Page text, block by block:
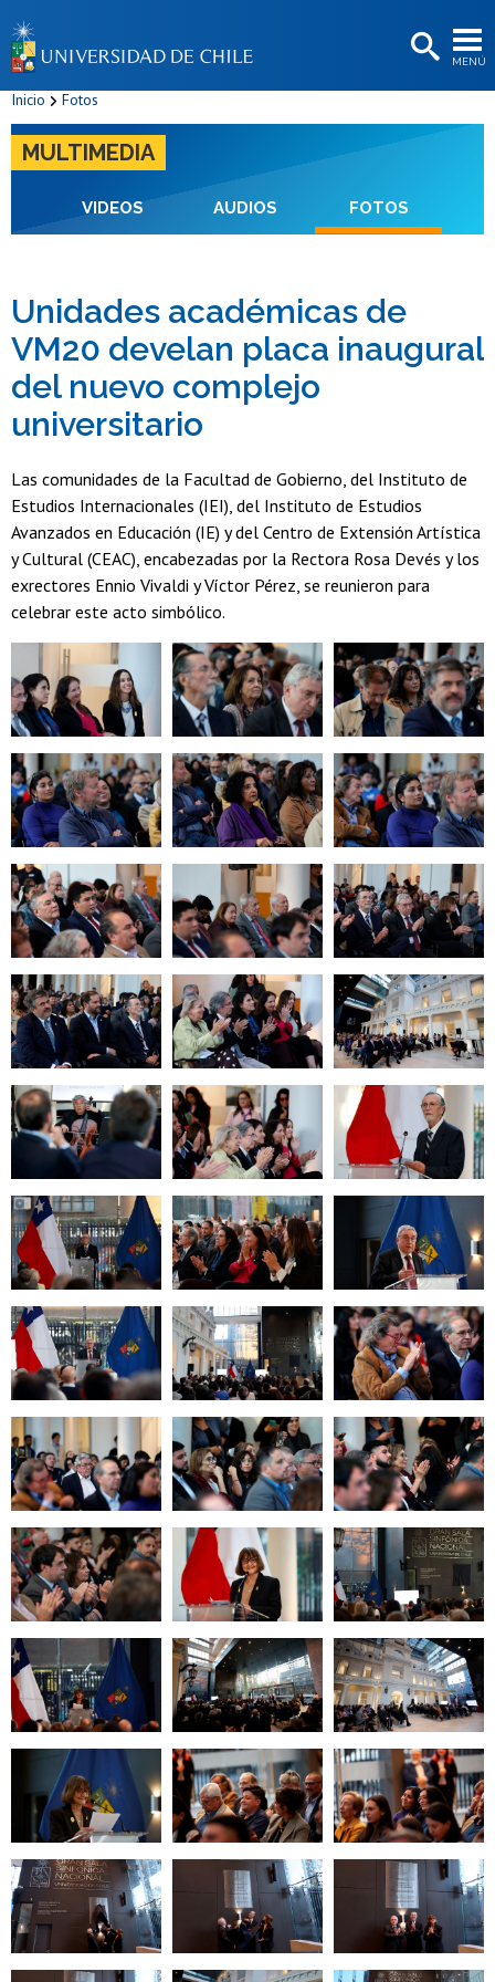
MENÚ
BIBLIOTECAS
Estudiantes
Funcionarias/os
Egresadas/os
Inicio Fotos
MULTIMEDIA
VIDEOS AUDIOS FOTOS
Unidades académicas de
VM20 develan placa inaugural
del nuevo complejo
universitario
Las comunidades de la Facultad de Gobierno, del Instituto de
Estudios Internacionales (IEI), del Instituto de Estudios
Avanzados en Educación (IE) y del Centro de Extensión Artística
y Cultural (CEAC), encabezadas por la Rectora Rosa Devés y los
exrectores Ennio Vivaldi y Víctor Pérez, se reunieron para
celebrar este acto simbólico.
Zoom Zoom
Zoom Zoom Zoom
Zoom Zoom
Zoom Zoom Zoom
Zoom Zoom Zoom
Zoom Zoom
Zoom Zoom Zoom
Zoom Zoom
Zoom Zoom Zoom
Zoom Zoom Zoom
Zoom Zoom
Zoom